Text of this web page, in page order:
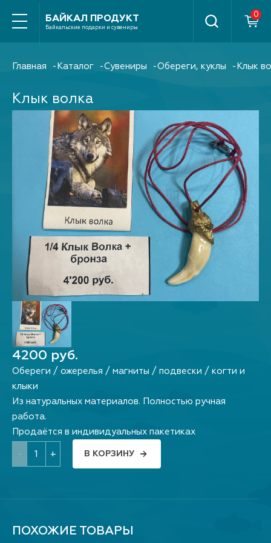
БАЙКАЛ ПРОДУКТ
Байкальские подарки и сувениры
Найти
Главная Каталог Сувениры Обереги, куклы Клык
Клык волка
4200 руб.
Обереги / ожерелья / магниты / подвески / когти и
клыки
Из натуральных материалов. Полностью ручная
работа.
Продаётся в индивидуальных пакетиках
+ В КОРЗИНУ
ПОХОЖИЕ ТОВАРЫ